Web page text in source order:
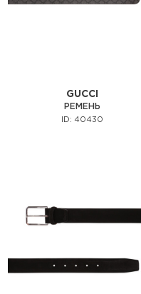
GUCCI
РЕМЕНЬ
ID: 40430